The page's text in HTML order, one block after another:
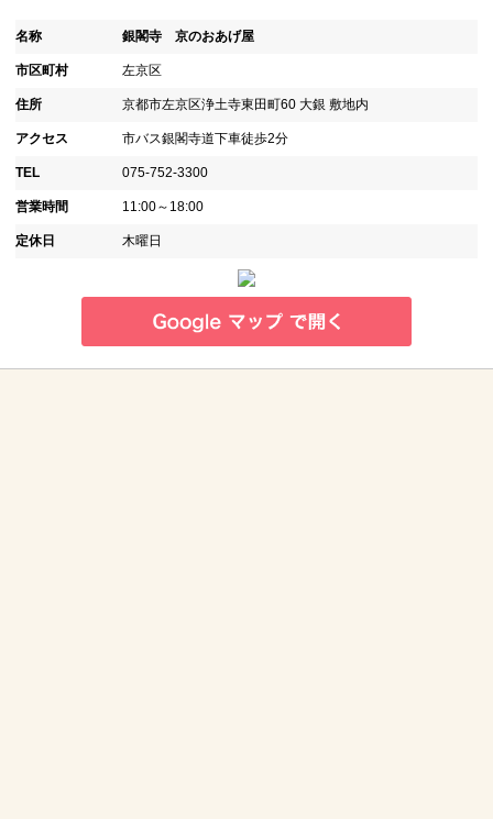
名称 銀閣寺 京のおあげ屋
市区町村 左京区
住所 京都市左京区浄土寺東田町60 大銀 敷地内
アクセス 市バス銀閣寺道下車徒歩2分
TEL 075-752-3300
営業時間 11:00～18:00
定休日 木曜日